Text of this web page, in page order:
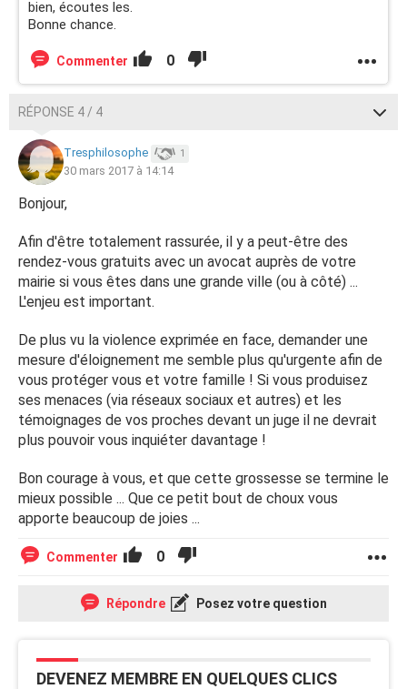
car mes parents me disent de pas m'inquieter, mais je
m'angoisse trop tellement depuis que je l'ai quitté. Je ne
etc.
Merci pour vos réponses.
Posté depuis CCM Live forum pour Android
bien, écoutes les.
Bonne chance.
Commenter 0
RÉPONSE 4 / 4
Tresphilosophe 1
30 mars 2017 à 14:14
Bonjour,
Afin d'être totalement rassurée, il y a peut-être des
rendez-vous gratuits avec un avocat auprès de votre
mairie si vous êtes dans une grande ville (ou à côté) ...
L'enjeu est important.
De plus vu la violence exprimée en face, demander une
mesure d'éloignement me semble plus qu'urgente afin de
vous protéger vous et votre famille ! Si vous produisez
ses menaces (via réseaux sociaux et autres) et les
témoignages de vos proches devant un juge il ne devrait
plus pouvoir vous inquiéter davantage !
Bon courage à vous, et que cette grossesse se termine le
mieux possible ... Que ce petit bout de choux vous
apporte beaucoup de joies ...
Commenter 0
Répondre Posez votre question
DEVENEZ MEMBRE EN QUELQUES CLICS